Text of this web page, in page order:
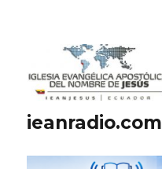
ieanradio.com